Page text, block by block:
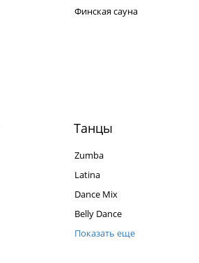
Финская сауна
Танцы
Zumba
Latina
Dance Mix
Belly Dance
Показать еще